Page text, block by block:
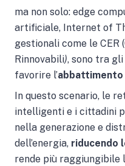
ma non solo: edge
artificiale, Internet of
gestionali come le CER
Rinnovabili), sono tra
favorire l’abbattimento
In questo scenario, le
intelligenti e i cittadini
nella generazione e
dell’energia, riducendo
rende più raggiungibile